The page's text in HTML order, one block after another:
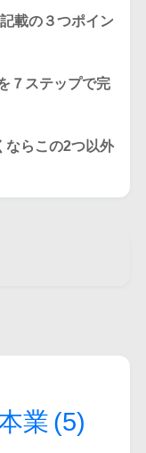
載の３つポイン
７ステップで完
ならこの2つ以外
業 (5)